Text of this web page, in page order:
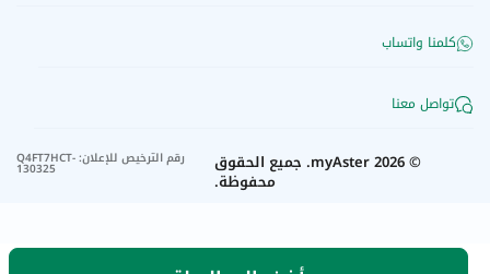
كلمنا واتساب
تواصل معنا
©
2026
myAster. جميع الحقوق
محفوظة.
رقم الترخيص للإعلان:
Q4FT7HCT-
130325